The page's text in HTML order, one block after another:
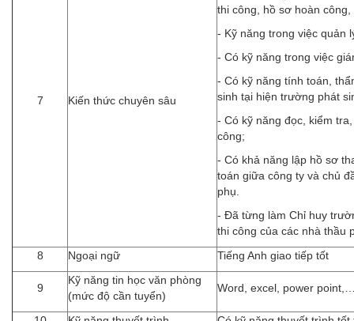
7 Kiến thức chuyên sâu
thi công, hồ sơ hoàn
- Kỹ năng trong việc quản
- Có kỹ năng trong việc
- Có kỹ năng tính toán,
sinh tại hiện trường phát
- Có kỹ năng đọc, kiểm
công;
- Có khả năng lập hồ sơ
toán giữa công ty và chủ
phụ.
- Đã từng làm Chỉ huy
thi công của các nhà thầu
8
Ngoại ngữ Tiếng Anh giao tiếp tốt
9
Kỹ năng tin học văn phòng
(mức độ cần tuyển)
Word, excel, power